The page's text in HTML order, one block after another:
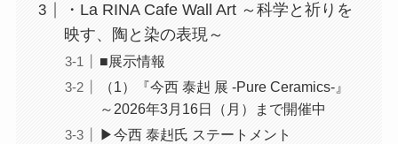
・La RINA Cafe Wall Art ～科学と祈りを
映す、陶と染の表現～
■展示情報
（1）『今西 泰赳 展 -Pure Ceramics-』
～2026年3月16日（月）まで開催中
▶今西 泰赳氏 ステートメント